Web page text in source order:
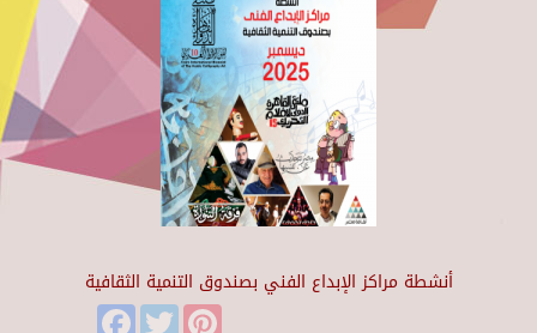
أنشطة مراكز الإبداع الفني بصندوق التنمية الثقافية
FacebookTwitter